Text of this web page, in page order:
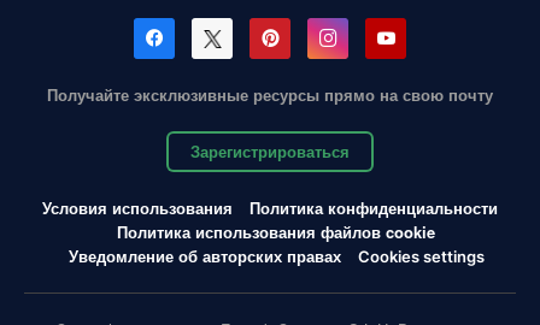
Получайте эксклюзивные ресурсы прямо на свою почту
Зарегистрироваться
Условия использования
Политика конфиденциальности
Политика использования файлов cookie
Уведомление об авторских правах
Cookies settings